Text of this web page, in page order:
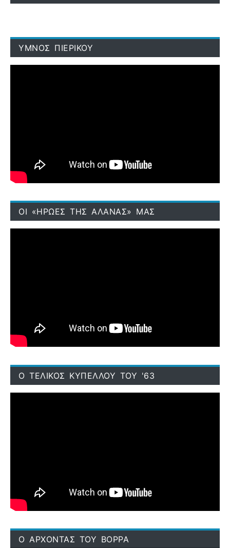
ΥΜΝΟΣ ΠΙΕΡΙΚΟΥ
ΟΙ «ΗΡΩΕΣ ΤΗΣ ΑΛΑΝΑΣ» ΜΑΣ
Ο ΤΕΛΙΚΟΣ ΚΥΠΕΛΛΟΥ ΤΟΥ '63
Ο ΑΡΧΟΝΤΑΣ ΤΟΥ ΒΟΡΡΑ